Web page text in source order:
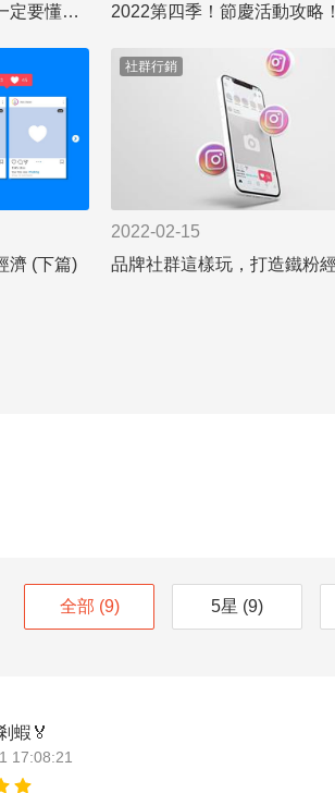
新手看過來！蝦皮起步你一定要懂的雙核心
2022第四季！節慶活動攻略！
濟 (下篇)
社群行銷
2022-02-15
全部 (9) 5星 (9)
蝦🏅
17:08:21